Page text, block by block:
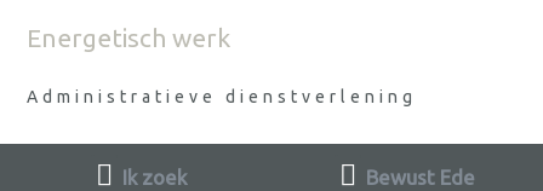
Energetisch werk
Administratieve dienstverlening
Ik zoek Bewust Ede